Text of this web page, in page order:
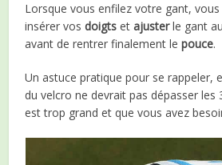
Lorsque vous enfilez votre gant, vous
insérer vosdoigts etajusterle gant
avant de rentrer finalement lepouce.
Un astuce pratique pour se rappeler,
du velcro ne devrait pas dépasser les
est trop grand et que vous avez